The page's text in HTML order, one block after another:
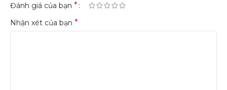
Đánh giá của bạn *
Nhận xét của bạn *